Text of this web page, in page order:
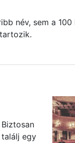
név, sem a
egy